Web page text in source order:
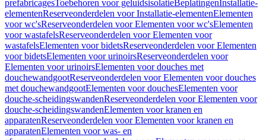
prefabricagesToebehoren voor geluidsisolatieBeplatingenInstallatie-
elementenReserveonderdelen voor Installatie-elementenElementen
voor wc'sReserveonderdelen voor Elementen voor wc'sElementen
voor wastafelsReserveonderdelen voor Elementen voor
wastafelsElementen voor bidetsReserveonderdelen voor Elementen
voor bidetsElementen voor urinoirsReserveonderdelen voor
Elementen voor urinoirsElementen voor douches met
douchewandgootReserveonderdelen voor Elementen voor douches
met douchewandgootElementen voor douchesElementen voor
douche-scheidingswandenReserveonderdelen voor Elementen voor
douche-scheidingswandenElementen voor kranen en
apparatenReserveonderdelen voor Elementen voor kranen en
apparatenElementen voor was- en